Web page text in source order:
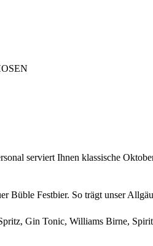
serviert Ihnen klassische
Festbier. So trägt unser
Gin Tonic, Williams Birne,